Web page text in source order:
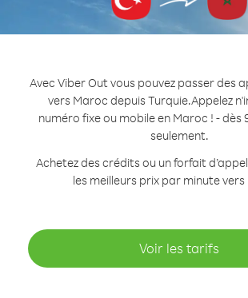
Avec Viber Out vous pouvez passer des
vers Maroc depuis Turquie.Appelez
numéro fixe ou mobile en Maroc ! - dès
seulement.
Achetez des crédits ou un forfait
les meilleurs prix par minute
Voir les tarifs